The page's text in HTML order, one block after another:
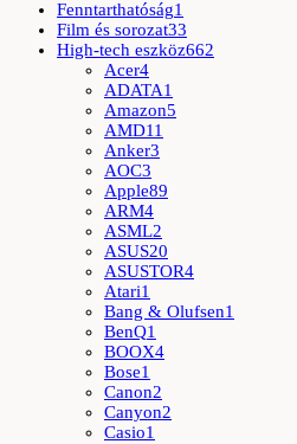
Fenntarthatóság1
Film és sorozat33
High-tech eszköz662
Acer4
ADATA1
Amazon5
AMD11
Anker3
AOC3
Apple89
ARM4
ASML2
ASUS20
ASUSTOR4
Atari1
Bang & Olufsen1
BenQ1
BOOX4
Bose1
Canon2
Canyon2
Casio1